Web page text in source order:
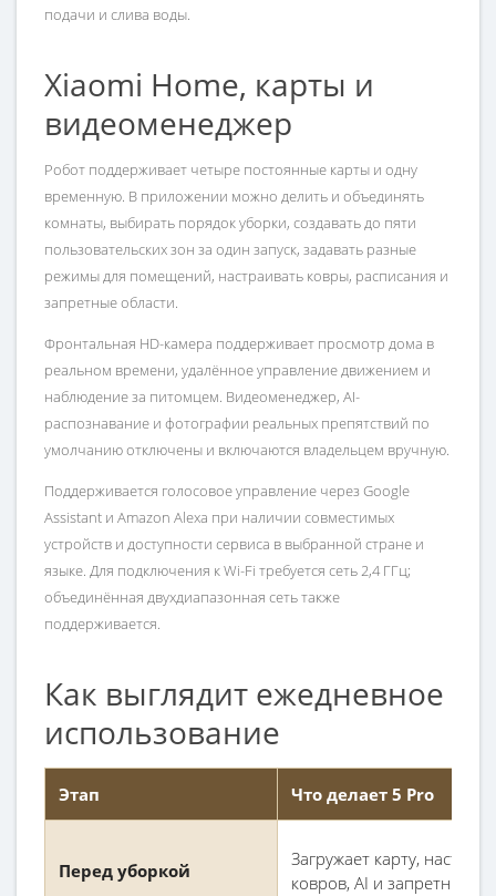
подачи и слива воды.
Xiaomi Home, карты и
видеоменеджер
Робот поддерживает четыре постоянные карты и одну
временную. В приложении можно делить и объединять
комнаты, выбирать порядок уборки, создавать до пяти
пользовательских зон за один запуск, задавать разные
режимы для помещений, настраивать ковры, расписания и
запретные области.
Фронтальная HD-камера поддерживает просмотр дома в
реальном времени, удалённое управление движением и
наблюдение за питомцем. Видеоменеджер, AI-
распознавание и фотографии реальных препятствий по
умолчанию отключены и включаются владельцем вручную.
Поддерживается голосовое управление через Google
Assistant и Amazon Alexa при наличии совместимых
устройств и доступности сервиса в выбранной стране и
языке. Для подключения к Wi-Fi требуется сеть 2,4 ГГц;
объединённая двухдиапазонная сеть также
поддерживается.
Как выглядит ежедневное
использование
Этап Что делает 5 Pro
Перед уборкой
Загружает карту,
ковров, AI и запретных